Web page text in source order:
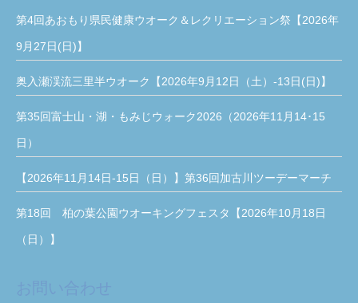
第4回あおもり県民健康ウオーク＆レクリエーション祭【2026年
9月27日(日)】
奥入瀬渓流三里半ウオーク【2026年9月12日（土）-13日(日)】
第35回富士山・湖・もみじウォーク2026（2026年11月14･15
日）
【2026年11月14日-15日（日）】第36回加古川ツーデーマーチ
第18回 柏の葉公園ウオーキングフェスタ【2026年10月18日
（日）】